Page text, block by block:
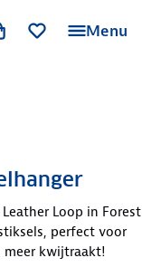
Menu
Loop in Forest
perfect voor
kwijtraakt!